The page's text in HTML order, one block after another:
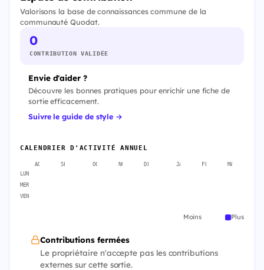
Valorisons la base de connaissances commune de la
communauté Quodat.
0
CONTRIBUTION VALIDÉE
Envie d'aider ?
Découvre les bonnes pratiques pour enrichir une fiche de
sortie efficacement.
Suivre le guide de style →
CALENDRIER D'ACTIVITÉ ANNUEL
AOÛT SEPT. OCT. NOV. DÉC. JANV. FÉVR. MARS
LUN
MER
VEN
Moins Plus
Contributions fermées
Le propriétaire n'accepte pas les contributions
externes sur cette sortie.